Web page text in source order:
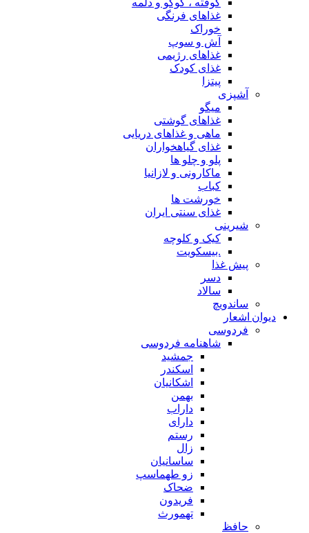
کوفته ، کوکو و دلمه
غذاهای فرنگی
خوراک
آش و سوپ
غذاهای رژیمی
غذای کودک
پیتزا
آشپزی
میگو
غذاهای گوشتی
ماهی و غذاهای دریایی
غذای گیاهخواران
پلو و چلو ها
ماکارونی و لازانیا
کباب
خورشت ها
غذای سنتی ایران
شیرینی
کیک و کلوچه
.بیسکویت
پیش غذا
دسر
سالاد
ساندویچ
دیوان اشعار
فردوسی
شاهنامه فردوسی
جمشید
اسکندر
اشکانیان
بهمن
داراب
دارای
رستم
زال
ساسانیان
زو طهماسپ‏
ضحاک
فریدون
تهمورث
حافظ